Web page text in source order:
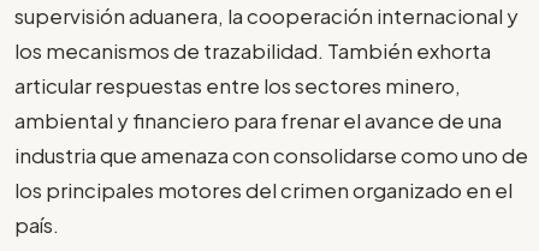
supervisión aduanera, la cooperación internacional y
los mecanismos de trazabilidad. También exhorta
articular respuestas entre los sectores minero,
ambiental y financiero para frenar el avance de una
industria que amenaza con consolidarse como uno de
los principales motores del crimen organizado en el
país.